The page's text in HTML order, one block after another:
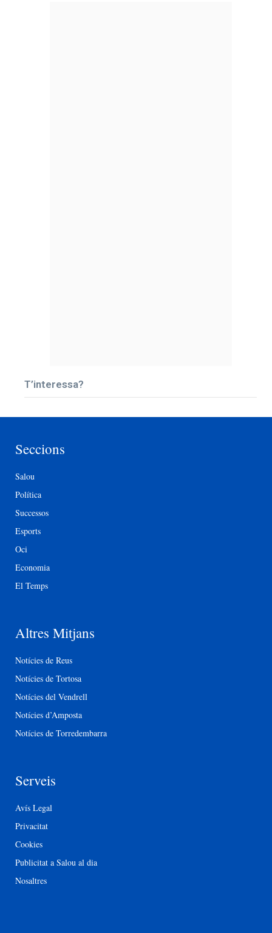
T’interessa?
Seccions
Salou
Política
Successos
Esports
Oci
Economia
El Temps
Altres Mitjans
Notícies de Reus
Notícies de Tortosa
Notícies del Vendrell
Notícies d’Amposta
Notícies de Torredembarra
Serveis
Avís Legal
Privacitat
Cookies
Publicitat a Salou al dia
Nosaltres